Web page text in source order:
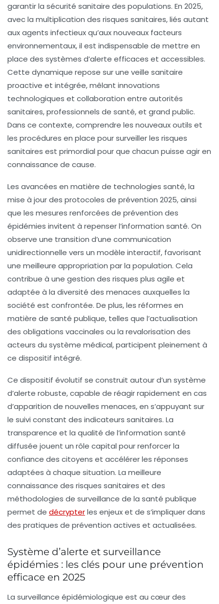
garantir la sécurité sanitaire des populations. En 2025,
avec la multiplication des risques sanitaires, liés autant
aux agents infectieux qu’aux nouveaux facteurs
environnementaux, il est indispensable de mettre en
place des systèmes d’alerte efficaces et accessibles.
Cette dynamique repose sur une veille sanitaire
proactive et intégrée, mêlant innovations
technologiques et collaboration entre autorités
sanitaires, professionnels de santé, et grand public.
Dans ce contexte, comprendre les nouveaux outils et
les procédures en place pour surveiller les risques
sanitaires est primordial pour que chacun puisse agir en
connaissance de cause.
Les avancées en matière de technologies santé, la
mise à jour des protocoles de prévention 2025, ainsi
que les mesures renforcées de prévention des
épidémies invitent à repenser l’information santé. On
observe une transition d’une communication
unidirectionnelle vers un modèle interactif, favorisant
une meilleure appropriation par la population. Cela
contribue à une gestion des risques plus agile et
adaptée à la diversité des menaces auxquelles la
société est confrontée. De plus, les réformes en
matière de santé publique, telles que l’actualisation
des obligations vaccinales ou la revalorisation des
acteurs du système médical, participent pleinement à
ce dispositif intégré.
Ce dispositif évolutif se construit autour d’un système
d’alerte robuste, capable de réagir rapidement en cas
d’apparition de nouvelles menaces, en s’appuyant sur
le suivi constant des indicateurs sanitaires. La
transparence et la qualité de l’information santé
diffusée jouent un rôle capital pour renforcer la
confiance des citoyens et accélérer les réponses
adaptées à chaque situation. La meilleure
connaissance des risques sanitaires et des
méthodologies de surveillance de la santé publique
permet de décrypterles enjeux et de s’impliquer dans
des pratiques de prévention actives et actualisées.
Système d’alerte et surveillance
épidémies : les clés pour une prévention
efficace en 2025
La surveillance épidémiologique est au cœur des